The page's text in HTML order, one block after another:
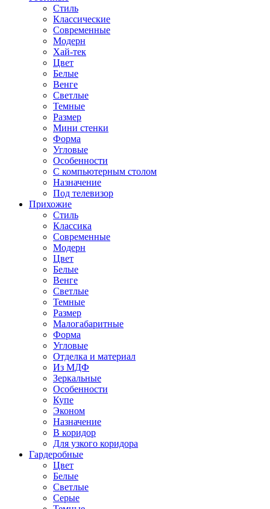
Стиль
Классические
Современные
Модерн
Хай-тек
Цвет
Белые
Венге
Светлые
Темные
Размер
Мини стенки
Форма
Угловые
Особенности
С компьютерным столом
Назначение
Под телевизор
Прихожие
Стиль
Классика
Современные
Модерн
Цвет
Белые
Венге
Светлые
Темные
Размер
Малогабаритные
Форма
Угловые
Отделка и материал
Из МДФ
Зеркальные
Особенности
Купе
Эконом
Назначение
В коридор
Для узкого коридора
Гардеробные
Цвет
Белые
Светлые
Серые